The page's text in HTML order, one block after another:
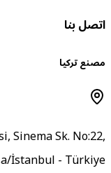
بنا
تركيا
Sinema Sk.
İstanbul -